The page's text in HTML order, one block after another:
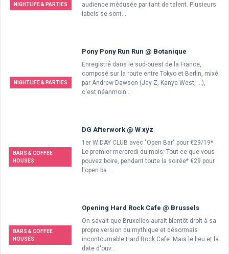
NIGHTLIFE & PARTIES
audience médusée par tant de talent. Plusieurs
labels se sont...
NIGHTLIFE & PARTIES
Pony Pony Run Run @ Botanique
Enregistré dans le sud-ouest de la France,
composé sur la route entre Tokyo et Berlin, mixé
par Andrew Dawson (Jay-Z, Kanye West, ...),
c'est néanmoin...
BARS & COFFEE
HOUSES
DG Afterwork @ W xyz
1er W:DAY CLUB avec "Open Bar" pour €29/19*
Le premier mercredi du mois: Tout ce que vous
pouvez boire, pendant toute la soirée* €29 pour
l'open ba...
BARS & COFFEE
HOUSES
Opening Hard Rock Cafe @ Brussels
On savait que Bruxelles aurait bientôt droit à sa
propre version du mythique et désormais
incontournable Hard Rock Cafe. Mais le lieu et la
date d'ouv...